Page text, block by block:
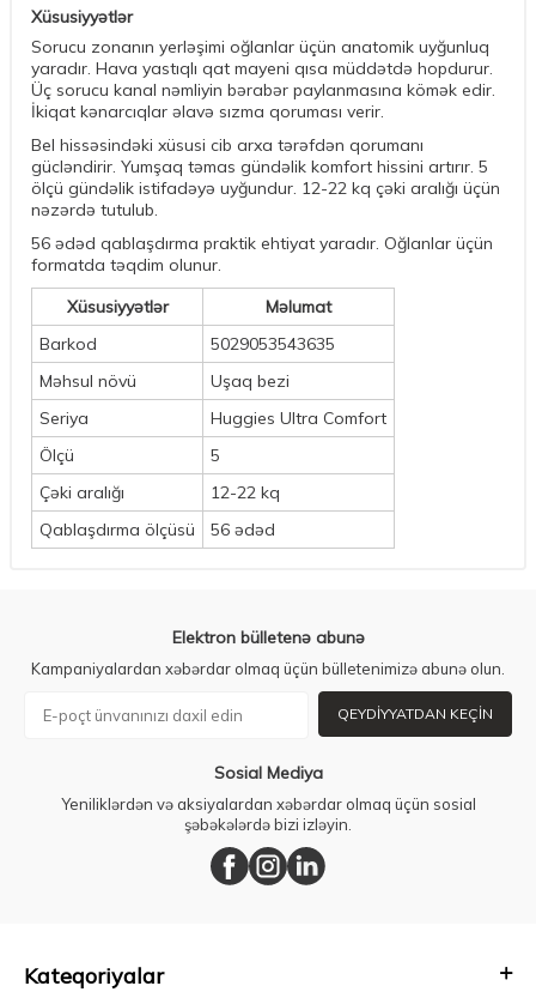
Xüsusiyyətlər
Sorucu zonanın yerləşimi oğlanlar üçün anatomik uyğunluq
yaradır. Hava yastıqlı qat mayeni qısa müddətdə hopdurur.
Üç sorucu kanal nəmliyin bərabər paylanmasına kömək edir.
İkiqat kənarcıqlar əlavə sızma qoruması verir.
Bel hissəsindəki xüsusi cib arxa tərəfdən qorumanı
gücləndirir. Yumşaq təmas gündəlik komfort hissini artırır. 5
ölçü gündəlik istifadəyə uyğundur. 12-22 kq çəki aralığı üçün
nəzərdə tutulub.
56 ədəd qablaşdırma praktik ehtiyat yaradır. Oğlanlar üçün
formatda təqdim olunur.
Xüsusiyyətlər
Məlumat
Barkod
5029053543635
Məhsul növü
Uşaq bezi
Seriya
Huggies Ultra Comfort
Ölçü
5
Çəki aralığı
12-22 kq
Qablaşdırma ölçüsü
56 ədəd
Elektron bülletenə abunə
Kampaniyalardan xəbərdar olmaq üçün bülletenimizə abunə olun.
QEYDIYYATDAN KEÇIN
Sosial Mediya
Yeniliklərdən və aksiyalardan xəbərdar olmaq üçün sosial
şəbəkələrdə bizi izləyin.
Kateqoriyalar